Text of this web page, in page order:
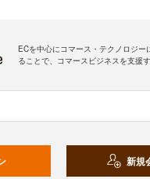
ECを中心にコマース・テクノロジー
ることで、コマースビジネスを支援
新規